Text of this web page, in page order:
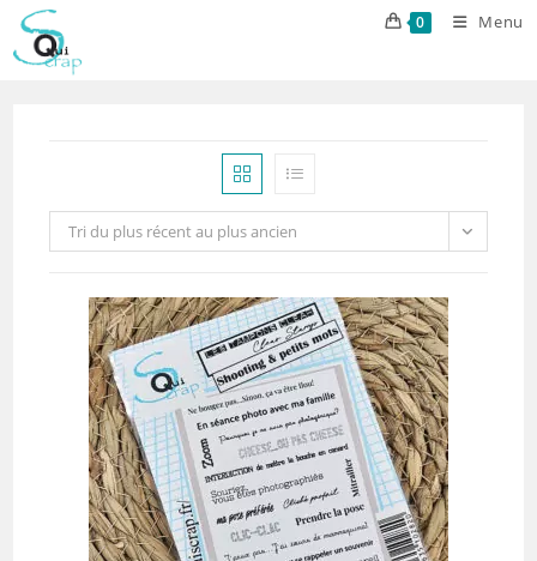
Skip
content
0 Menu
Tri du plus récent au plus ancien